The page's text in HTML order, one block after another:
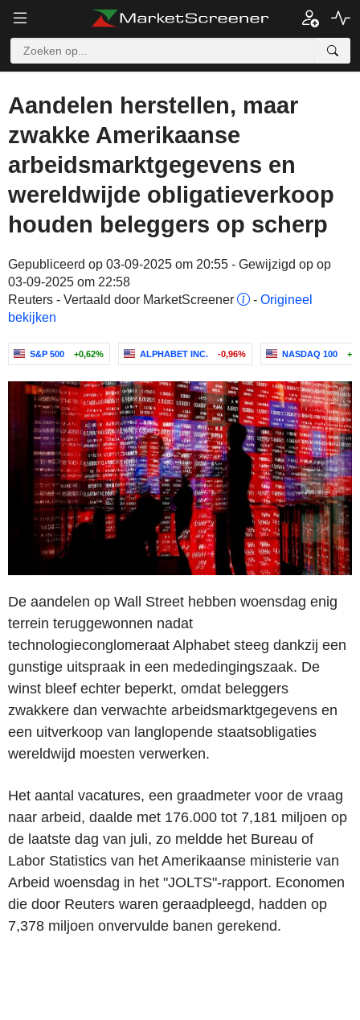
Aandelen herstellen, maar
zwakke Amerikaanse
arbeidsmarktgegevens en
wereldwijde obligatieverkoop
houden beleggers op scherp
Gepubliceerd op 03-09-2025 om 20:55 - Gewijzigd op op
03-09-2025 om 22:58
Reuters - Vertaald door MarketScreener
- Origineel
bekijken
S&P 500 +0,62% ALPHABET INC. -0,96% NASDAQ 100
De aandelen op Wall Street hebben woensdag enig
terrein teruggewonnen nadat
technologieconglomeraat Alphabet steeg dankzij een
gunstige uitspraak in een mededingingszaak. De
winst bleef echter beperkt, omdat beleggers
zwakkere dan verwachte arbeidsmarktgegevens en
een uitverkoop van langlopende staatsobligaties
wereldwijd moesten verwerken.
Het aantal vacatures, een graadmeter voor de vraag
naar arbeid, daalde met 176.000 tot 7,181 miljoen op
de laatste dag van juli, zo meldde het Bureau of
Labor Statistics van het Amerikaanse ministerie van
Arbeid woensdag in het "JOLTS"-rapport. Economen
die door Reuters waren geraadpleegd, hadden op
7,378 miljoen onvervulde banen gerekend.